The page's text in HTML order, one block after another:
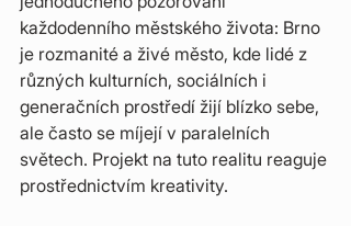
každodenního městského života: Brno
je rozmanité a živé město, kde lidé z
různých kulturních, sociálních i
generačních prostředí žijí blízko sebe,
ale často se míjejí v paralelních
světech. Projekt na tuto realitu reaguje
prostřednictvím kreativity.